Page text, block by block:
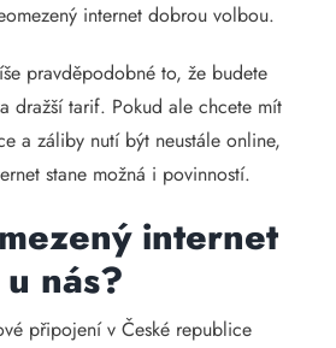
internet dobrou volbou.
pravděpodobné to, že budete
dražší tarif. Pokud ale chcete mít
a záliby nutí být neustále online,
stane možná i povinností.
internet
nás?
připojení v České republice